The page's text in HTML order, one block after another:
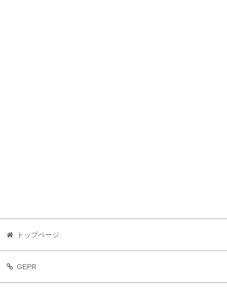
トップページ
GEPR